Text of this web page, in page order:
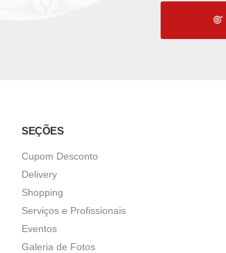
SEÇÕES
Cupom Desconto
Delivery
Shopping
Serviços e Profissionais
Eventos
Galeria de Fotos